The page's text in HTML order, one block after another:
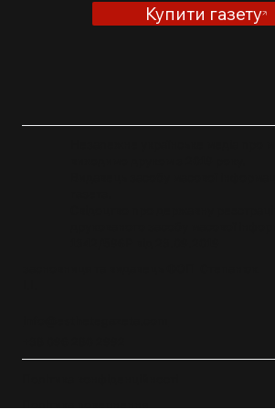
МИТЦІВ У СВІТІ : АРТ
Купити газету
Політика повернення